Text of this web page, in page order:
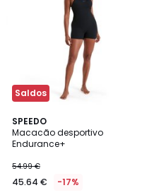
Saldos
SPEEDO
Macacão desportivo
Endurance+
54.99 €
45.64 € -17%
5
/
5